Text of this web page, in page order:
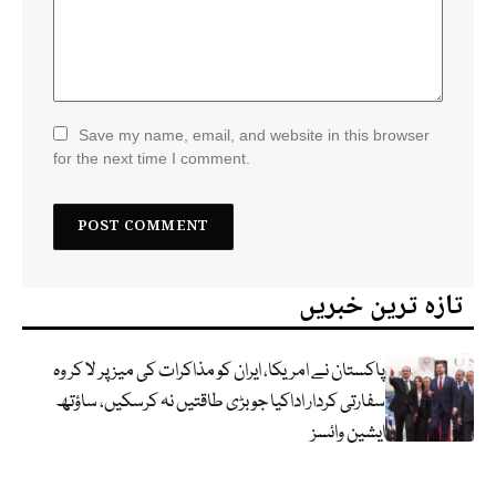
Save my name, email, and website in this browser
for the next time I comment.
تازہ ترین خبریں
پاکستان نے امریکا، ایران کو مذاکرات کی میز پر لا کر وہ
سفارتی کردار اداکیا جو بڑی طاقتیں نہ کرسکیں، ساؤتھ
ایشین وائسز